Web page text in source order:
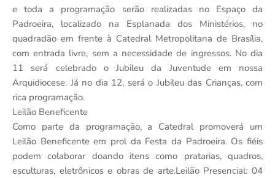
e toda a programação serão realizadas no Espaço da
Padroeira, localizado na Esplanada dos Ministérios, no
quadradão em frente à Catedral Metropolitana de Brasília,
com entrada livre, sem a necessidade de ingressos. No dia
11 será celebrado o Jubileu da Juventude em nossa
Arquidiocese. Já no dia 12, será o Jubileu das Crianças, com
rica programação.
Leilão Beneficente
Como parte da programação, a Catedral promoverá um
Leilão Beneficente em prol da Festa da Padroeira. Os fiéis
podem colaborar doando itens como pratarias, quadros,
esculturas, eletrônicos e obras de arte.Leilão Presencial: 04